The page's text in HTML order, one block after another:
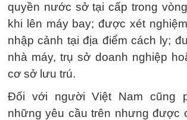
quyền nước sở tại cấp trong
khi lên máy bay; được xét
nhập cảnh tại địa điểm cách ly;
nhà máy, trụ sở doanh nghiệp
cơ sở lưu trú.
Đối với người Việt Nam cũng
những yêu cầu trên nhưng được